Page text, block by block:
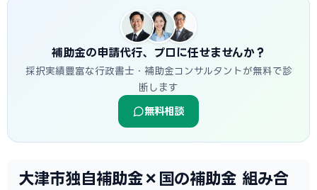
補助金の申請代行、プロに任せませんか？
採択実績豊富な行政書士・補助金コンサルタントが無料で診
断します
無料相談
大津市独自補助金×国の補助金 組み合